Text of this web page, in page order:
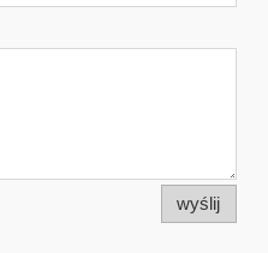
wyślij